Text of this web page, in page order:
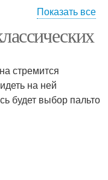
фигурах
Белое пальто
Показать все
стремится
на ней
будет выбор пальто